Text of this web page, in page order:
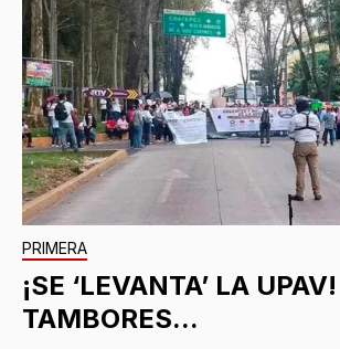
PRIMERA
¡SE ‘LEVANTA’ LA
TAMBORES...